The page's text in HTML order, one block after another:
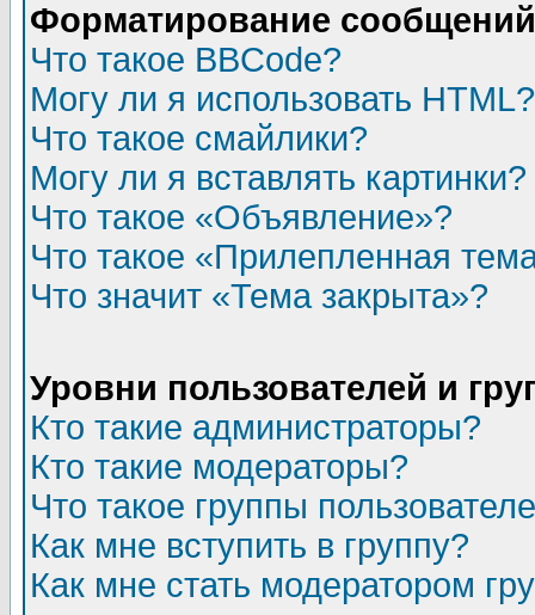
Форматирование
Что такое BBCode?
Могу ли я использовать HTML?
Что такое смайлики?
Могу ли я вставлять картинки?
Что такое «Объявление»?
Что такое «Прилепленная
Что значит «Тема закрыта»?
Уровни пользователей и
Кто такие администраторы?
Кто такие модераторы?
Что такое группы
Как мне вступить в группу?
Как мне стать модератором